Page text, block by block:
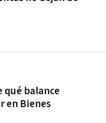
qué balance
en Bienes